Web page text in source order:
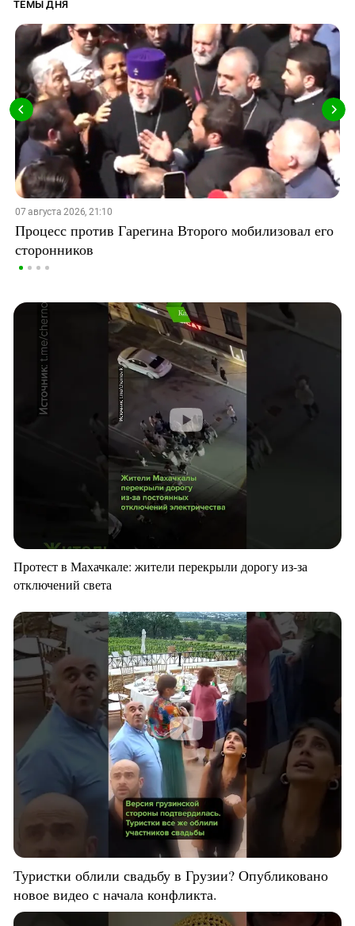
ТЕМЫ ДНЯ
07 августа 2026, 21:10
Процесс против Гарегина Второго мобилизовал его
сторонников
Протест в Махачкале: жители перекрыли дорогу из-за
отключений света
Туристки облили свадьбу в Грузии? Опубликовано
новое видео с начала конфликта.